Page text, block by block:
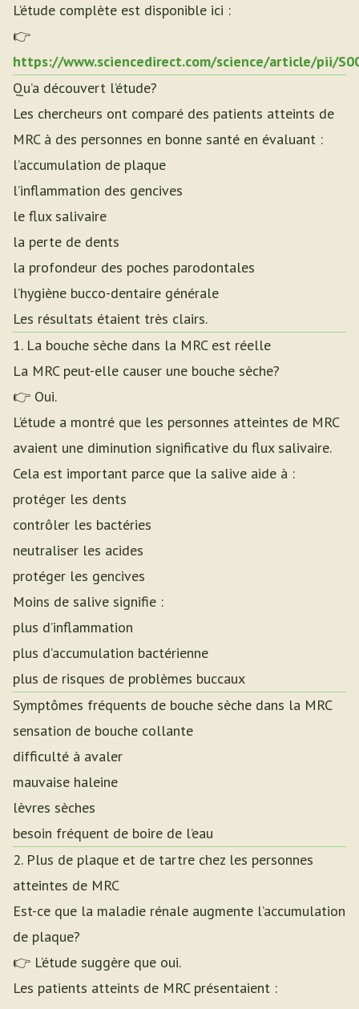
L’étude complète est disponible ici :
👉
https://www.sciencedirect.com/science/article/pii/
Qu’a découvert l’étude?
Les chercheurs ont comparé des patients atteints de
MRC à des personnes en bonne santé en évaluant :
l’accumulation de plaque
l’inflammation des gencives
le flux salivaire
la perte de dents
la profondeur des poches parodontales
l’hygiène bucco-dentaire générale
Les résultats étaient très clairs.
1. La bouche sèche dans la MRC est réelle
La MRC peut-elle causer une bouche sèche?
👉 Oui.
L’étude a montré que les personnes atteintes de MRC
avaient une diminution significative du flux salivaire.
Cela est important parce que la salive aide à :
protéger les dents
contrôler les bactéries
neutraliser les acides
protéger les gencives
Moins de salive signifie :
plus d’inflammation
plus d’accumulation bactérienne
plus de risques de problèmes buccaux
Symptômes fréquents de bouche sèche dans la MRC
sensation de bouche collante
difficulté à avaler
mauvaise haleine
lèvres sèches
besoin fréquent de boire de l’eau
2. Plus de plaque et de tartre chez les personnes
atteintes de MRC
Est-ce que la maladie rénale augmente l’accumulation
de plaque?
👉 L’étude suggère que oui.
Les patients atteints de MRC présentaient :